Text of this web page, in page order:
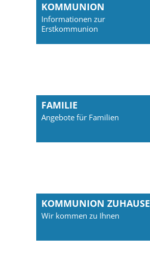
KOMMUNION
Informationen zur
Erstkommunion
FAMILIE
Angebote für Familien
KOMMUNION ZUHAUSE
Wir kommen zu Ihnen